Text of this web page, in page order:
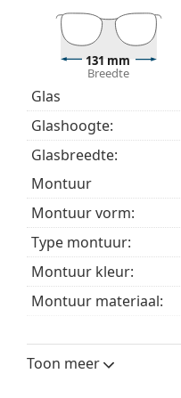
Bekijk het volledige
bij het kiezen.
Het is een medisch
131 mm
Breedte
Glas
Glashoogte:
Glasbreedte:
montuur
Montuur vorm:
Type montuur:
Montuur kleur:
Montuur materiaal:
Breedte:
Toon meer